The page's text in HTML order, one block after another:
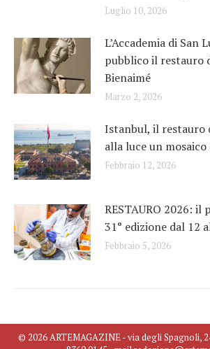
Luglio 10, 2026
L’Accademia di San
pubblico il restauro
Bienaimé
Marzo 2, 2026
Istanbul, il restauro
alla luce un
Febbraio 12, 2026
RESTAURO 2026: il
31° edizione dal 12
Febbraio 5, 2026
© 2026 ARTEMAGAZINE - via degli Spagnoli,